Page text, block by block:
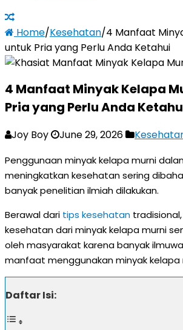
Home/Kesehatan/4 Manfaat
untuk Pria yang Perlu Anda Ketahui
4 Manfaat Minyak Kelapa
Pria yang Perlu Anda
Joy Boy June 29, 2026
Penggunaan minyak kelapa murni
meningkatkan kesehatan sering
banyak penelitian ilmiah dilakukan.
Berawal dari tips kesehatan
kesehatan dari minyak kelapa murni
oleh masyarakat karena banyak
manfaat menggunakan minyak kelapa
Daftar Isi: